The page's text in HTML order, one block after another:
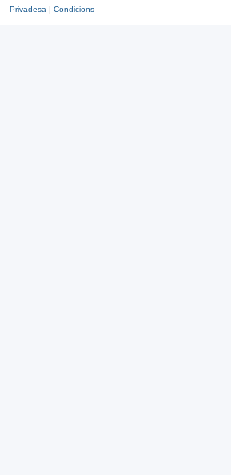
Privadesa | Condicions